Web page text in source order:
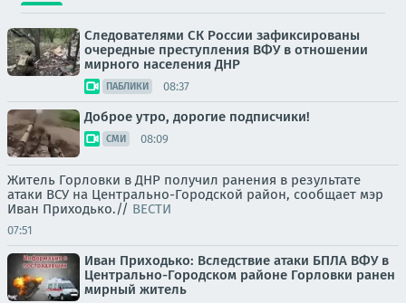
Следователями СК России зафиксированы
очередные преступления ВФУ в отношении
мирного населения ДНР
ПАБЛИКИ 08:37
Доброе утро, дорогие подписчики!
СМИ 08:09
Житель Горловки в ДНР получил ранения в результате
атаки ВСУ на Центрально-Городской район, сообщает мэр
Иван Приходько.// ВЕСТИ
07:51
Иван Приходько: Вследствие атаки БПЛА ВФУ в
Центрально-Городском районе Горловки ранен
мирный житель